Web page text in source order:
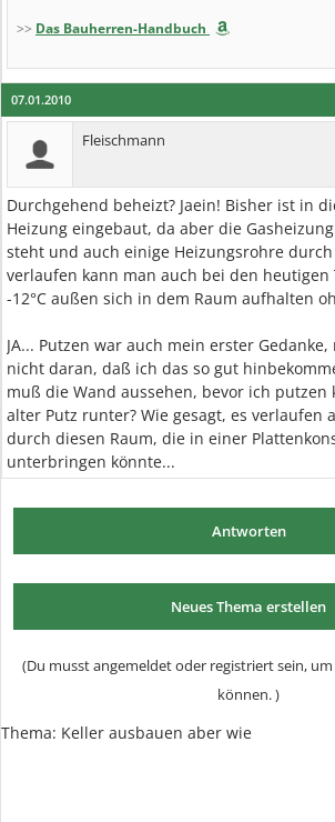
>> Das Bauherren-Handbuch
07.01.2010
Fleischmann
Durchgehend beheizt? Jaein! Bisher ist in
Heizung eingebaut, da aber die
steht und auch einige Heizungsrohre
verlaufen kann man auch bei den heutigen
-12°C außen sich in dem Raum aufhalten
JA... Putzen war auch mein erster
nicht daran, daß ich das so gut
muß die Wand aussehen, bevor ich putzen
alter Putz runter? Wie gesagt, es verlaufen
durch diesen Raum, die in einer
unterbringen könnte...
Antworten
Neues Thema erstellen
(Du musst angemeldet oder registriert sein,
können. )
Thema: Keller ausbauen aber wie